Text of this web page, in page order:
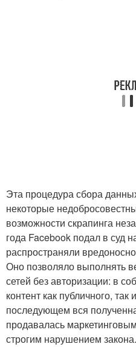
Эта процедура сбора
некоторые
возможности скрапинга
года Facebook подал в суд
распространяли
Оно позволяло выполнять
сетей без авторизации: в
контент как публичного,
последующем вся
продавалась
строгим нарушением закона.